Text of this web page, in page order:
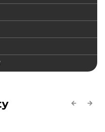
Previous
Next